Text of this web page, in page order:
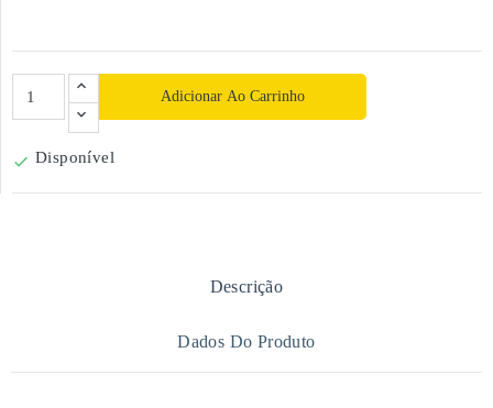
Adicionar Ao Carrinho
 Disponível
Descrição
Dados Do Produto